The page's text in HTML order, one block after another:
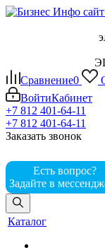
Сравнение0
ВойтиКабинет
+7 812 401-64-11
+7 812 401-64-11
Заказать звонок
Есть вопрос?
Задайте в
Каталог